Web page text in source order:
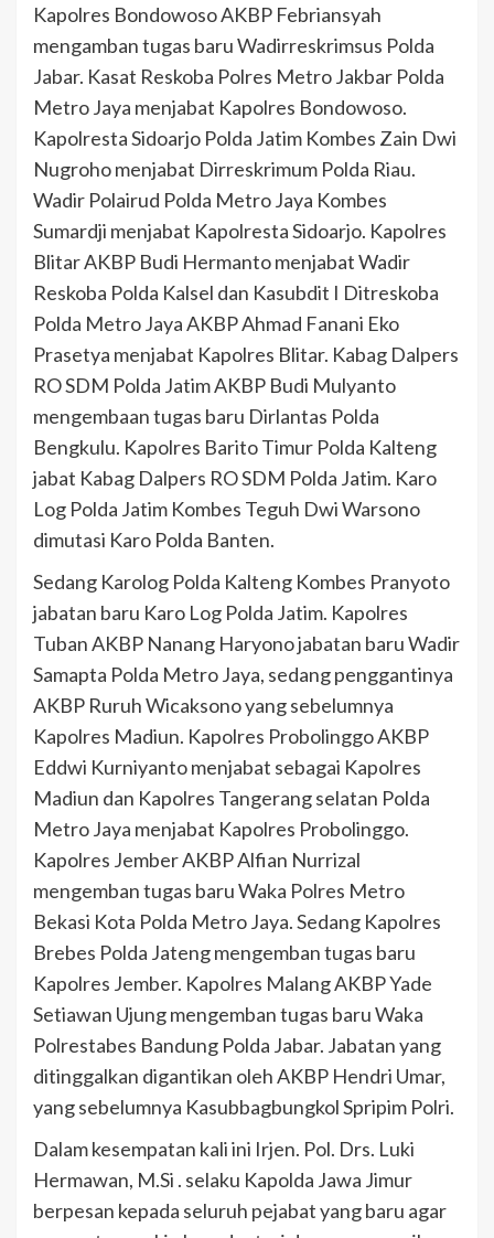
Kapolres Bondowoso AKBP Febriansyah
mengamban tugas baru Wadirreskrimsus Polda
Jabar. Kasat Reskoba Polres Metro Jakbar Polda
Metro Jaya menjabat Kapolres Bondowoso.
Kapolresta Sidoarjo Polda Jatim Kombes Zain Dwi
Nugroho menjabat Dirreskrimum Polda Riau.
Wadir Polairud Polda Metro Jaya Kombes
Sumardji menjabat Kapolresta Sidoarjo. Kapolres
Blitar AKBP Budi Hermanto menjabat Wadir
Reskoba Polda Kalsel dan Kasubdit I Ditreskoba
Polda Metro Jaya AKBP Ahmad Fanani Eko
Prasetya menjabat Kapolres Blitar. Kabag Dalpers
RO SDM Polda Jatim AKBP Budi Mulyanto
mengembaan tugas baru Dirlantas Polda
Bengkulu. Kapolres Barito Timur Polda Kalteng
jabat Kabag Dalpers RO SDM Polda Jatim. Karo
Log Polda Jatim Kombes Teguh Dwi Warsono
dimutasi Karo Polda Banten.
Sedang Karolog Polda Kalteng Kombes Pranyoto
jabatan baru Karo Log Polda Jatim. Kapolres
Tuban AKBP Nanang Haryono jabatan baru Wadir
Samapta Polda Metro Jaya, sedang penggantinya
AKBP Ruruh Wicaksono yang sebelumnya
Kapolres Madiun. Kapolres Probolinggo AKBP
Eddwi Kurniyanto menjabat sebagai Kapolres
Madiun dan Kapolres Tangerang selatan Polda
Metro Jaya menjabat Kapolres Probolinggo.
Kapolres Jember AKBP Alfian Nurrizal
mengemban tugas baru Waka Polres Metro
Bekasi Kota Polda Metro Jaya. Sedang Kapolres
Brebes Polda Jateng mengemban tugas baru
Kapolres Jember. Kapolres Malang AKBP Yade
Setiawan Ujung mengemban tugas baru Waka
Polrestabes Bandung Polda Jabar. Jabatan yang
ditinggalkan digantikan oleh AKBP Hendri Umar,
yang sebelumnya Kasubbagbungkol Spripim Polri.
Dalam kesempatan kali ini Irjen. Pol. Drs. Luki
Hermawan, M.Si . selaku Kapolda Jawa Jimur
berpesan kepada seluruh pejabat yang baru agar